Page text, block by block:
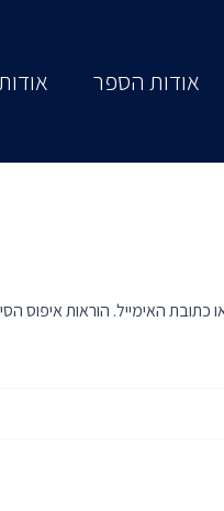
אודות הספר
האימייל. הוראות איפוס